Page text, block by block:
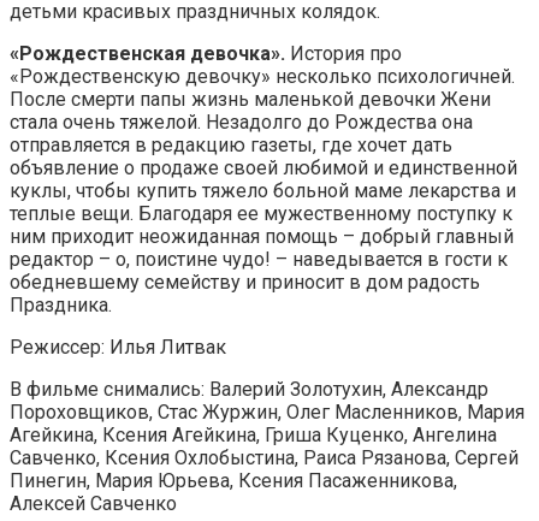
детьми красивых праздничных колядок.
«Рождественская девочка». История про
«Рождественскую девочку» несколько психологичней.
После смерти папы жизнь маленькой девочки Жени
стала очень тяжелой. Незадолго до Рождества она
отправляется в редакцию газеты, где хочет дать
объявление о продаже своей любимой и единственной
куклы, чтобы купить тяжело больной маме лекарства и
теплые вещи. Благодаря ее мужественному поступку к
ним приходит неожиданная помощь – добрый главный
редактор – о, поистине чудо! – наведывается в гости к
обедневшему семейству и приносит в дом радость
Праздника.
Режиссер: Илья Литвак
В фильме снимались: Валерий Золотухин, Александр
Пороховщиков, Стас Журжин, Олег Масленников, Мария
Агейкина, Ксения Агейкина, Гриша Куценко, Ангелина
Савченко, Ксения Охлобыстина, Раиса Рязанова, Сергей
Пинегин, Мария Юрьева, Ксения Пасаженникова,
Алексей Савченко